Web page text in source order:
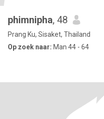
phimnipha, 48
Prang Ku, Sisaket, Thailand
Op zoek naar: Man 44 - 64